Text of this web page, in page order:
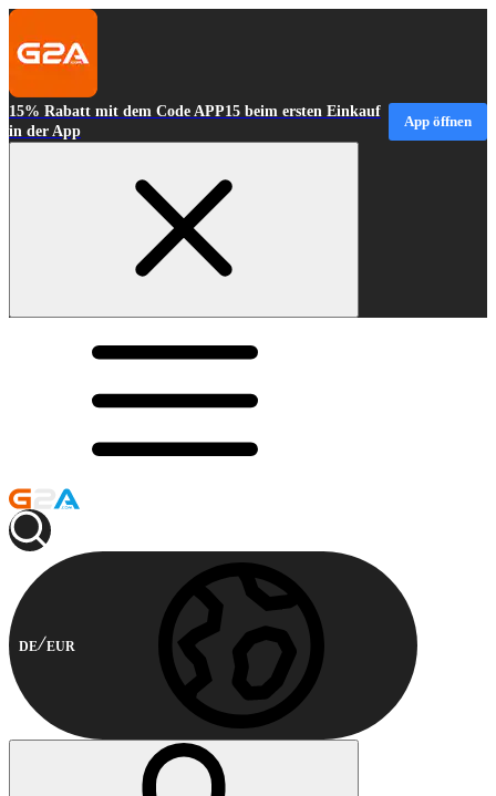
15% Rabatt mit dem Code APP15 beim ersten Einkauf
in der App
App öffnen
DE EUR